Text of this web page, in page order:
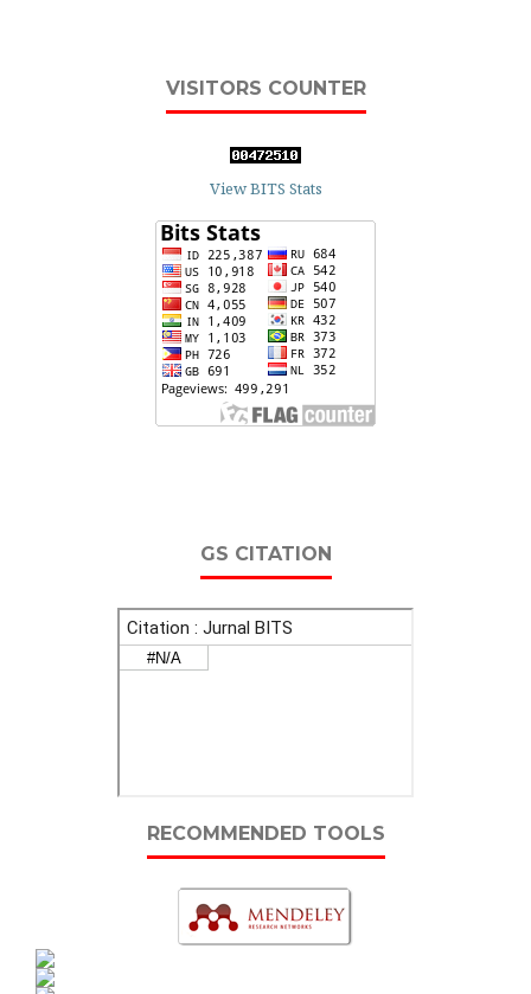
VISITORS COUNTER
View BITS Stats
GS CITATION
RECOMMENDED TOOLS